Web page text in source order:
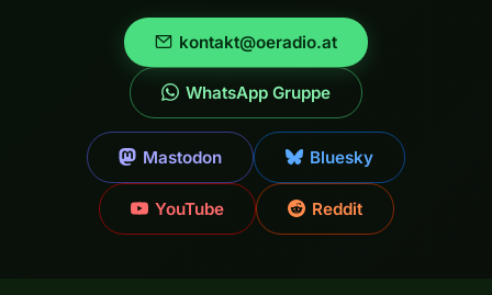
kontakt@oeradio.at
WhatsApp Gruppe
Mastodon Bluesky
YouTube Reddit